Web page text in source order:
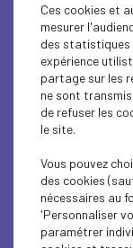
Ces cookies et
mesurer
des statistiques
expérience
partage sur les
ne sont
de refuser les
le site.
Vous pouvez
des cookies
nécessaires au
'Personnaliser
paramétrer